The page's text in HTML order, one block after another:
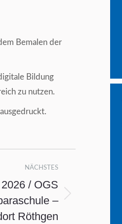
Bemalen der
Bildung
zu nutzen.
NÄCHSTES
/ OGS
–
Röthgen